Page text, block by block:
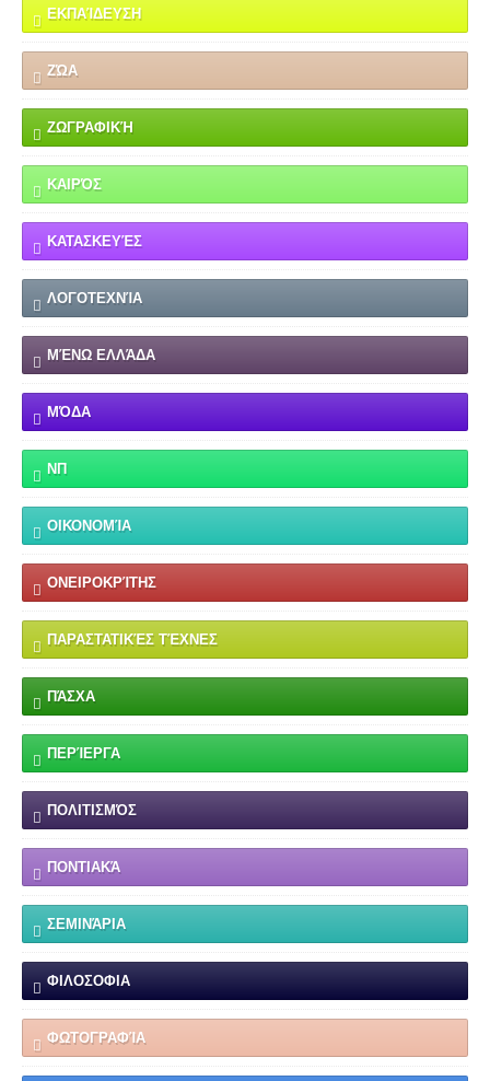
ΕΚΠΑΊΔΕΥΣΗ
ΖΏΑ
ΖΩΓΡΑΦΙΚΉ
ΚΑΙΡΌΣ
ΚΑΤΑΣΚΕΥΈΣ
ΛΟΓΟΤΕΧΝΊΑ
ΜΈΝΩ ΕΛΛΆΔΑ
ΜΌΔΑ
ΝΠ
ΟΙΚΟΝΟΜΊΑ
ΟΝΕΙΡΟΚΡΊΤΗΣ
ΠΑΡΑΣΤΑΤΙΚΈΣ ΤΈΧΝΕΣ
ΠΆΣΧΑ
ΠΕΡΊΕΡΓΑ
ΠΟΛΙΤΙΣΜΌΣ
ΠΟΝΤΙΑΚΆ
ΣΕΜΙΝΆΡΙΑ
ΦΙΛΟΣΟΦΙΑ
ΦΩΤΟΓΡΑΦΊΑ